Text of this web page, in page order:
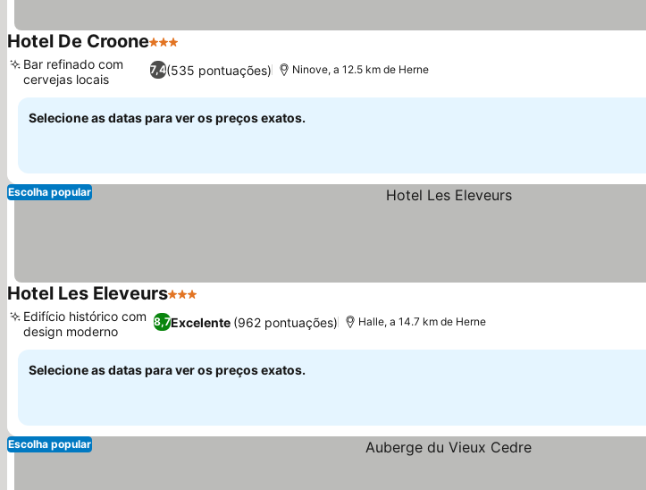
Hotel De Croone3 Estrelas
7,4(535 pontuações)
Bar refinado com
cervejas locais
Ninove, a 12.5 km de Herne
Selecione as datas para ver os preços exatos.
Escolha popular
Hotel Les Eleveurs3 Estrelas
8,7Excelente (962 pontuações)
Edifício histórico com
design moderno
Halle, a 14.7 km de Herne
Selecione as datas para ver os preços exatos.
Escolha popular